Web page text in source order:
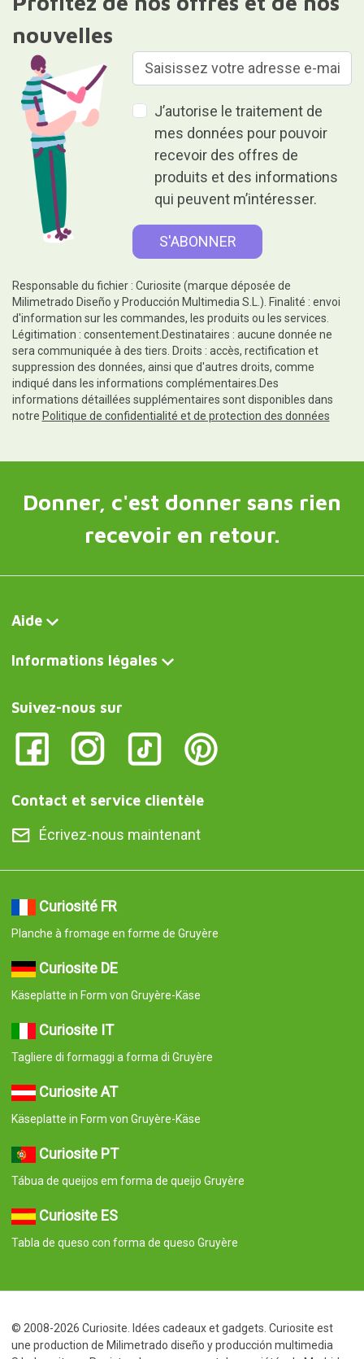
nouvelles
J’autorise le traitement de
mes données pour pouvoir
recevoir des offres de
produits et des informations
qui peuvent m’intéresser.
Responsable du fichier : Curiosite (marque déposée de
Milimetrado Diseño y Producción Multimedia S.L.). Finalité : envoi
d'information sur les commandes, les produits ou les services.
Légitimation : consentement.Destinataires : aucune donnée ne
sera communiquée à des tiers. Droits : accès, rectification et
suppression des données, ainsi que d'autres droits, comme
indiqué dans les informations complémentaires.Des
informations détaillées supplémentaires sont disponibles dans
notre Politique de confidentialité et de protection des données
Donner, c'est donner sans rien
recevoir en retour.
Aide
Informations légales
Suivez-nous sur
Contact et service clientèle
Écrivez-nous maintenant
Curiosité FR
Planche à fromage en forme de Gruyère
Curiosite DE
Käseplatte in Form von Gruyère-Käse
Curiosite IT
Tagliere di formaggi a forma di Gruyère
Curiosite AT
Käseplatte in Form von Gruyère-Käse
Curiosite PT
Tábua de queijos em forma de queijo Gruyère
Curiosite ES
Tabla de queso con forma de queso Gruyère
© 2008-2026 Curiosite. Idées cadeaux et gadgets. Curiosite est
une production de Milimetrado diseño y producción multimedia